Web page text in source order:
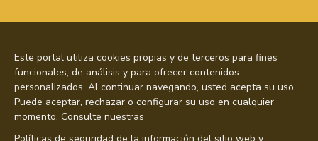
Este portal utiliza cookies propias y de terceros para fines
funcionales, de análisis y para ofrecer contenidos
personalizados. Al continuar navegando, usted acepta su uso.
Puede aceptar, rechazar o configurar su uso en cualquier
momento. Consulte nuestras